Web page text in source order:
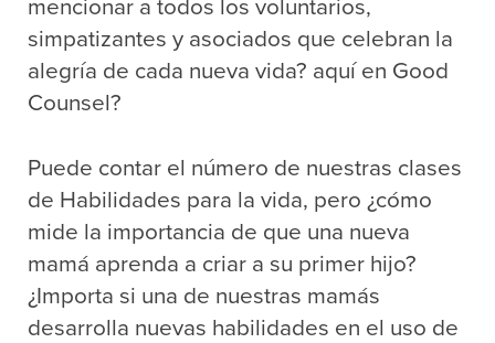
mencionar a todos los voluntarios,
simpatizantes y asociados que celebran la
alegría de cada nueva vida? aquí en Good
Counsel?
Puede contar el número de nuestras clases
de Habilidades para la vida, pero ¿cómo
mide la importancia de que una nueva
mamá aprenda a criar a su primer hijo?
¿Importa si una de nuestras mamás
desarrolla nuevas habilidades en el uso de